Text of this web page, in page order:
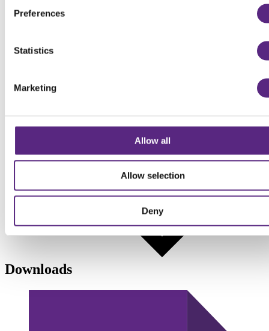
Preferences
Statistics
Marketing
Allow all
Allow selection
Deny
Chemische RAG beoordeling
Vrij van puin en andere verontreinigingen
Downloads